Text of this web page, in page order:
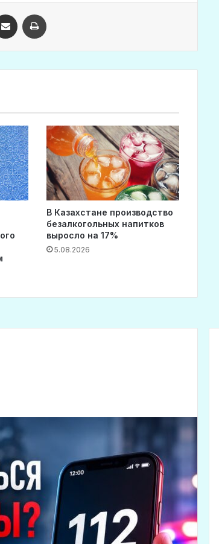
В Казахстане производство
безалкогольных напитков
выросло на 17%
5.08.2026